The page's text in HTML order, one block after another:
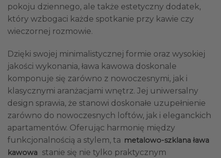
pokoju dziennego, ale także estetyczny dodatek,
który wzbogaci każde spotkanie przy kawie czy
wieczornej rozmowie.
Dzięki swojej minimalistycznej formie oraz wysokiej
jakości wykonania, ława kawowa doskonale
komponuje się zarówno z nowoczesnymi, jak i
klasycznymi aranżacjami wnętrz. Jej uniwersalny
design sprawia, że stanowi doskonałe uzupełnienie
zarówno do nowoczesnych loftów, jak i eleganckich
apartamentów. Oferując harmonię między
funkcjonalnością a stylem, ta metalowo-szklana ława
kawowa stanie się nie tylko praktycznym